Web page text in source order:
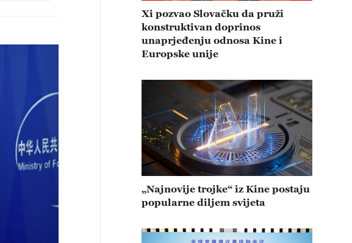
Xi pozvao Slovačku da pruži
konstruktivan doprinos
unaprjeđenju odnosa Kine i
Europske unije
„Najnovije trojke“ iz Kine postaju
popularne diljem svijeta